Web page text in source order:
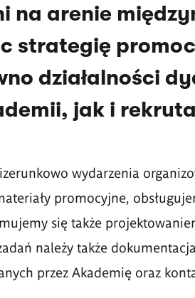
na arenie
strategię
działalności
jak i
wydarzenia
promocyjne,
się także
należy także
przez Akademię oraz